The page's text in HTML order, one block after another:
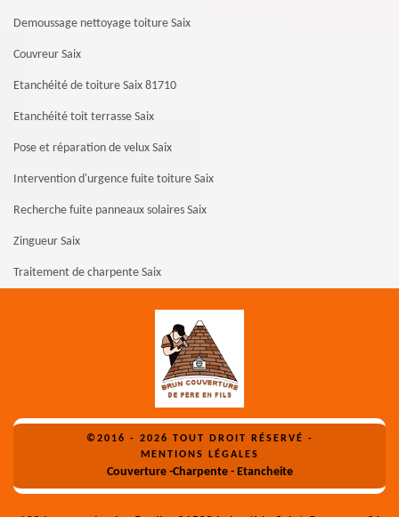
Demoussage nettoyage toiture Saix
Couvreur Saix
Etanchéité de toiture Saix 81710
Etanchéité toit terrasse Saix
Pose et réparation de velux Saix
Intervention d'urgence fuite toiture Saix
Recherche fuite panneaux solaires Saix
Zingueur Saix
Traitement de charpente Saix
©2016 - 2026 TOUT DROIT RÉSERVÉ -
MENTIONS LÉGALES
Couverture -Charpente - Etancheite